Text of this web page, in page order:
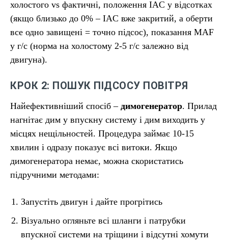
холостого vs фактичні, положення IAC у відсотках
(якщо близько до 0% – IAC вже закритий, а оберти
все одно завищені = точно підсос), показання MAF
у г/с (норма на холостому 2-5 г/с залежно від
двигуна).
КРОК 2: ПОШУК ПІДСОСУ ПОВІТРЯ
Найефективніший спосіб – димогенератор. Прилад
нагнітає дим у впускну систему і дим виходить у
місцях нещільностей. Процедура займає 10-15
хвилин і одразу показує всі витоки. Якщо
димогенератора немає, можна скористатись
підручними методами:
Запустіть двигун і дайте прогрітись
Візуально огляньте всі шланги і патрубки
впускної системи на тріщини і відсутні хомути